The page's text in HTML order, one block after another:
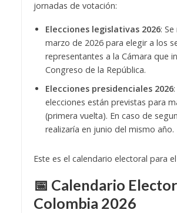
jornadas de votación:
Elecciones legislativas 2026: Se
marzo de 2026 para elegir a los
representantes a la Cámara que
Congreso de la República.
Elecciones presidenciales 2026
elecciones están previstas para
(primera vuelta). En caso de
realizaría en junio del mismo año.
Este es el calendario electoral para
📅 Calendario
Colombia 2026